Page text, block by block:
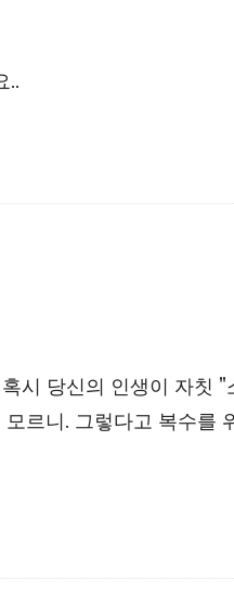
..
시 당신의 인생이 자칫 "
르니. 그렇다고 복수를